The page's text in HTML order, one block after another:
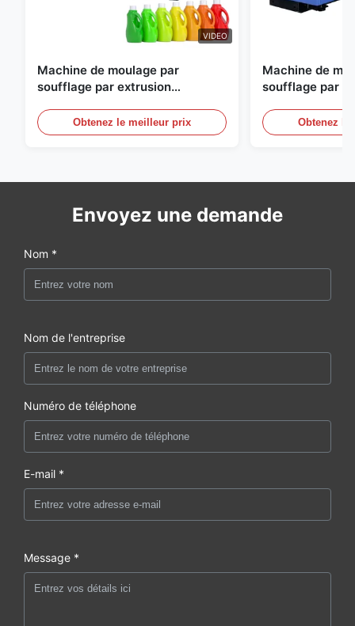
VIDEO
Machine de moulage par
soufflage par extrusion
Obtenez le meilleur prix
Machine de
soufflage par
moulage par
automatique
Obtenez
Envoyez une demande
Nom *
Nom de l'entreprise
Numéro de téléphone
E-mail *
Message *